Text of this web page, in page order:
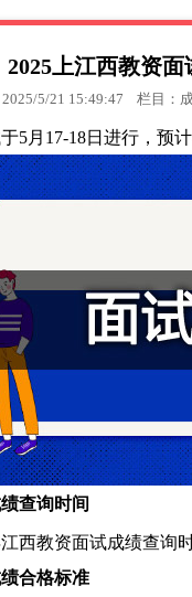
2025上江西教资
2025/5/21 15:49:47 栏目：
5月17-18日进行，预
查询时间
西教资面试成绩查询
合格标准